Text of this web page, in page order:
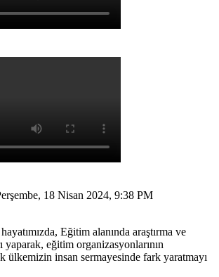
18 Nisan 2024, 9:38 PM
Eğitim alanında araştırma ve
yaparak, eğitim organizasyonlarının
ülkemizin insan sermayesinde fark yaratmayı